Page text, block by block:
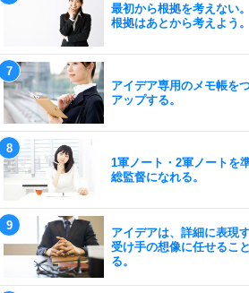
最初から根拠を考えない。
根拠はあとから考えよう。
アイデア専用のメモ帳を
アップする。
1軍ノート・2軍ノートを
総監督になれる。
アイデアは、詳細に表現
受け手の想像に任せるこ
る。